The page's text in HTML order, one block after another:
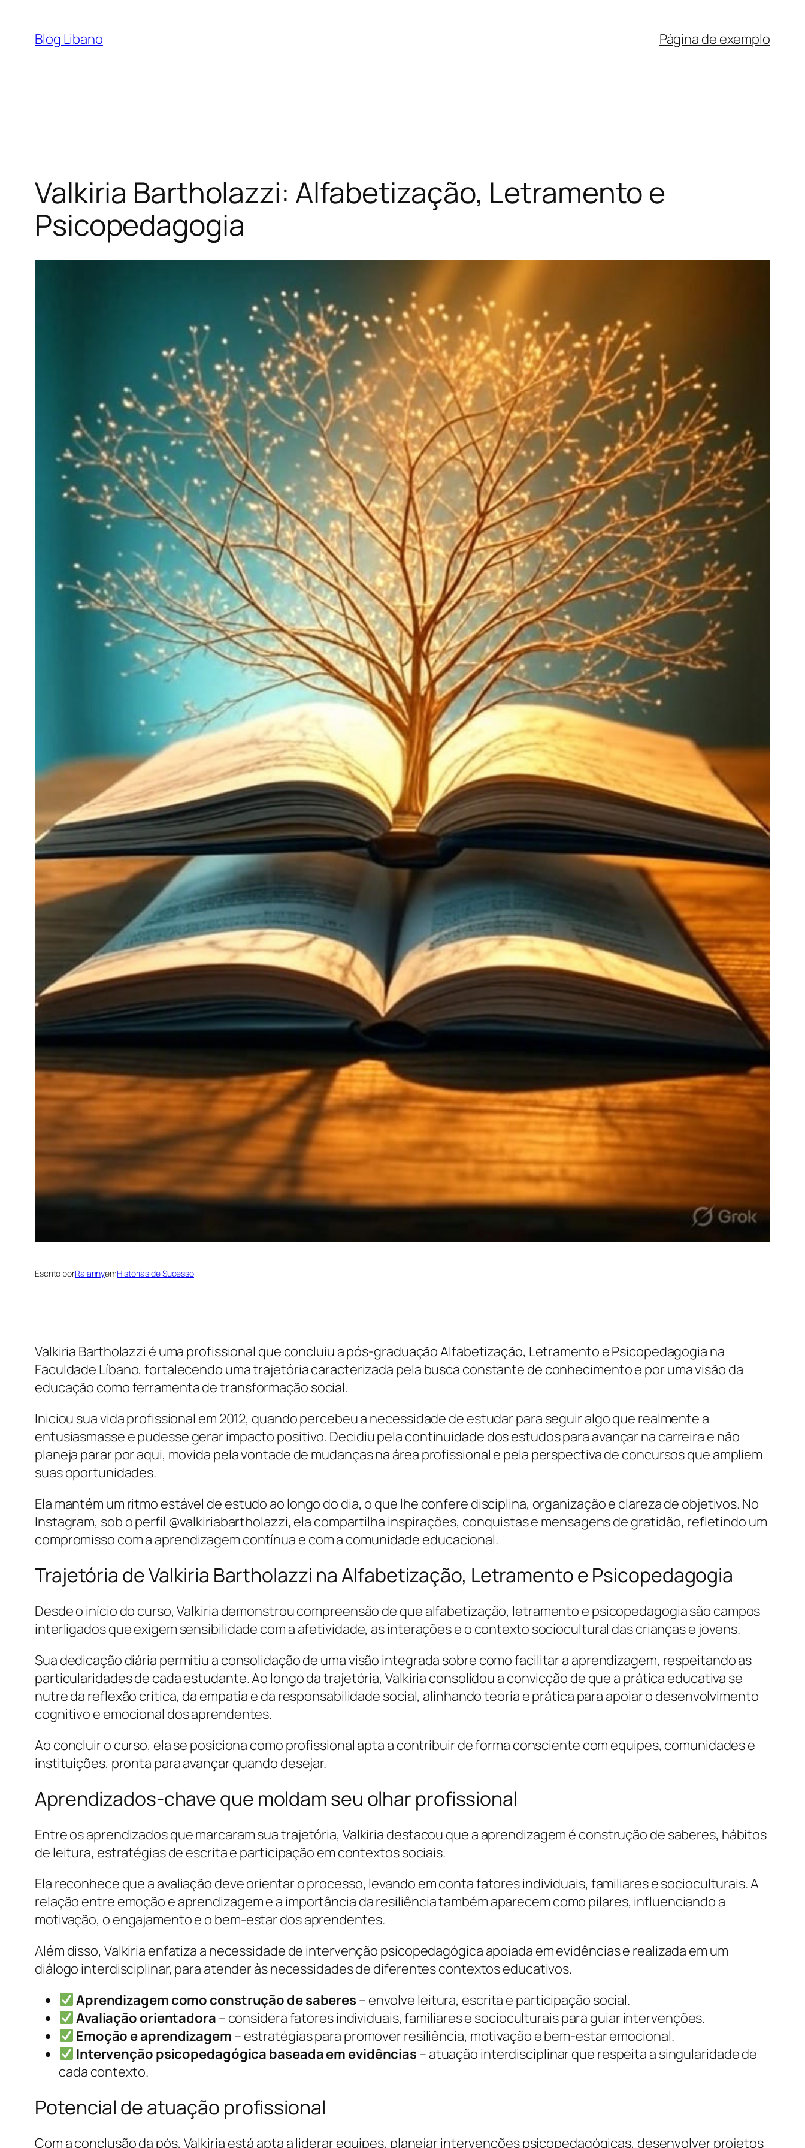
Blog Libano Página de exemplo
Valkiria Bartholazzi: Alfabetização, Letramento e
Psicopedagogia
Escrito porRaiannyemHistórias de Sucesso
Valkiria Bartholazzi é uma profissional que concluiu a pós-graduação Alfabetização, Letramento e Psicopedagogia na
Faculdade Líbano, fortalecendo uma trajetória caracterizada pela busca constante de conhecimento e por uma visão da
educação como ferramenta de transformação social.
Iniciou sua vida profissional em 2012, quando percebeu a necessidade de estudar para seguir algo que realmente a
entusiasmasse e pudesse gerar impacto positivo. Decidiu pela continuidade dos estudos para avançar na carreira e não
planeja parar por aqui, movida pela vontade de mudanças na área profissional e pela perspectiva de concursos que ampliem
suas oportunidades.
Ela mantém um ritmo estável de estudo ao longo do dia, o que lhe confere disciplina, organização e clareza de objetivos. No
Instagram, sob o perfil @valkiriabartholazzi, ela compartilha inspirações, conquistas e mensagens de gratidão, refletindo um
compromisso com a aprendizagem contínua e com a comunidade educacional.
Trajetória de Valkiria Bartholazzi na Alfabetização, Letramento e Psicopedagogia
Desde o início do curso, Valkiria demonstrou compreensão de que alfabetização, letramento e psicopedagogia são campos
interligados que exigem sensibilidade com a afetividade, as interações e o contexto sociocultural das crianças e jovens.
Sua dedicação diária permitiu a consolidação de uma visão integrada sobre como facilitar a aprendizagem, respeitando as
particularidades de cada estudante. Ao longo da trajetória, Valkiria consolidou a convicção de que a prática educativa se
nutre da reflexão crítica, da empatia e da responsabilidade social, alinhando teoria e prática para apoiar o desenvolvimento
cognitivo e emocional dos aprendentes.
Ao concluir o curso, ela se posiciona como profissional apta a contribuir de forma consciente com equipes, comunidades e
instituições, pronta para avançar quando desejar.
Aprendizados-chave que moldam seu olhar profissional
Entre os aprendizados que marcaram sua trajetória, Valkiria destacou que a aprendizagem é construção de saberes, hábitos
de leitura, estratégias de escrita e participação em contextos sociais.
Ela reconhece que a avaliação deve orientar o processo, levando em conta fatores individuais, familiares e socioculturais. A
relação entre emoção e aprendizagem e a importância da resiliência também aparecem como pilares, influenciando a
motivação, o engajamento e o bem-estar dos aprendentes.
Além disso, Valkiria enfatiza a necessidade de intervenção psicopedagógica apoiada em evidências e realizada em um
diálogo interdisciplinar, para atender às necessidades de diferentes contextos educativos.
Aprendizagem como construção de saberes – envolve leitura, escrita e participação social.
Avaliação orientadora – considera fatores individuais, familiares e socioculturais para guiar intervenções.
Emoção e aprendizagem – estratégias para promover resiliência, motivação e bem-estar emocional.
Intervenção psicopedagógica baseada em evidências – atuação interdisciplinar que respeita a singularidade de
cada contexto.
Potencial de atuação profissional
Com a conclusão da pós, Valkiria está apta a liderar equipes, planejar intervenções psicopedagógicas, desenvolver projetos